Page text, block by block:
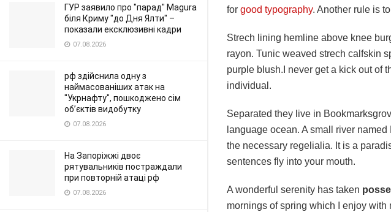
ГУР заявило про "парад" Magura
біля Криму "до Дня Ялти" –
показали ексклюзивні кадри
07.08.2026
рф здійснила одну з
наймасованіших атак на
"Укрнафту", пошкоджено сім
об’єктів видобутку
07.08.2026
На Запоріжжі двоє
рятувальників постраждали
при повторній атаці рф
07.08.2026
for good typography. Another rule is
Strech lining hemline above knee
rayon. Tunic weaved strech calfskin
purple blush.I never get a kick out of
individual.
Separated they live in
language ocean. A small river
the necessary regelialia. It is a
sentences fly into your mouth.
A wonderful serenity has taken
mornings of spring which I enjoy